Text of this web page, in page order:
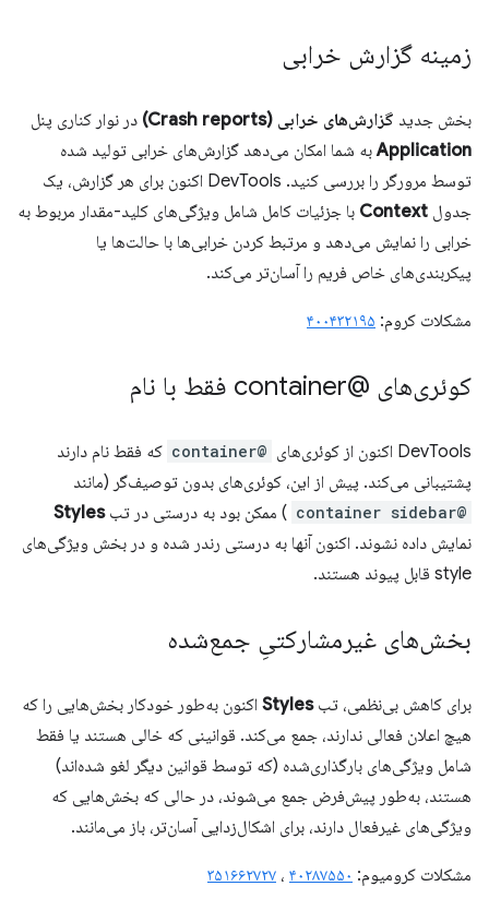
زمینه گزارش خرابی
بخش جدید گزارش‌های خرابی (Crash reports)
در نوار کناری پنل
Applicationبه شما امکان می‌دهد گزارش‌های خرابی تولید شده
توسط مرورگر را بررسی کنید. DevTools اکنون برای هر گزارش، یک
جدول Context با جزئیات کامل شامل ویژگی‌های کلید-مقدار مربوط به
خرابی را نمایش می‌دهد و مرتبط کردن خرابی‌ها با حالت‌ها یا
پیکربندی‌های خاص فریم را آسان‌تر می‌کند.
مشکلات کروم: ۴۰۰۴۳۲۱۹۵
کوئری‌های @container فقط با نام
DevTools اکنون از کوئری‌های @container
که فقط نام دارند
پشتیبانی می‌کند. پیش از این، کوئری‌های بدون توصیف‌گر (مانند
@container sidebar ) ممکن بود به درستی در تبStyles
نمایش داده نشوند. اکنون آنها به درستی رندر شده و در بخش ویژگی‌های
style قابل پیوند هستند.
بخش‌های غیرمشارکتیِ جمع‌شده
برای کاهش بی‌نظمی، تبStyles اکنون به‌طور خودکار بخش‌هایی را که
هیچ اعلان فعالی ندارند، جمع می‌کند. قوانینی که خالی هستند یا فقط
شامل ویژگی‌های بارگذاری‌شده (که توسط قوانین دیگر لغو شده‌اند)
هستند، به‌طور پیش‌فرض جمع می‌شوند، در حالی که بخش‌هایی که
ویژگی‌های غیرفعال دارند، برای اشکال‌زدایی آسان‌تر، باز می‌مانند.
مشکلات کرومیوم: ۴۰۲۸۷۵۵۰ ، ۳۵۱۶۶۲۷۲۷